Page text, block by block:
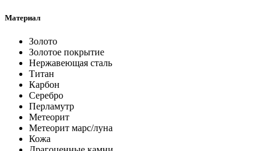
Материал
Золото
Золотое покрытие
Нержавеющая сталь
Титан
Карбон
Серебро
Перламутр
Метеорит
Метеорит марс/луна
Кожа